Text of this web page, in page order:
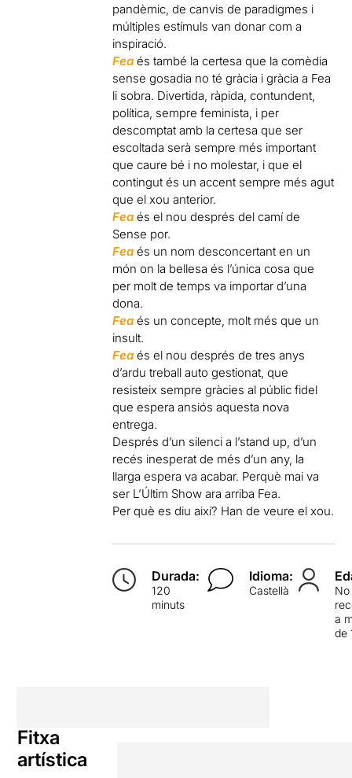
pandèmic, de canvis de paradigmes i
múltiples estímuls van donar com a
inspiració.
Fea és també la certesa que la comèdia
sense gosadia no té gràcia i gràcia a Fea
li sobra. Divertida, ràpida, contundent,
política, sempre feminista, i per
descomptat amb la certesa que ser
escoltada serà sempre més important
que caure bé i no molestar, i que el
contingut és un accent sempre més agut
que el xou anterior.
Fea és el nou després del camí de
Sense por.
Fea és un nom desconcertant en un
món on la bellesa és l’única cosa que
per molt de temps va importar d’una
dona.
Fea és un concepte, molt més que un
insult.
Fea és el nou després de tres anys
d’ardu treball auto gestionat, que
resisteix sempre gràcies al públic fidel
que espera ansiós aquesta nova
entrega.
Després d’un silenci a l’stand up, d’un
recés inesperat de més d’un any, la
llarga espera va acabar. Perquè mai va
ser L’Últim Show ara arriba Fea.
Per què es diu així? Han de veure el xou.
Durada:
120
minuts
Idioma:
Castellà
No
a
de
Fitxa
artística